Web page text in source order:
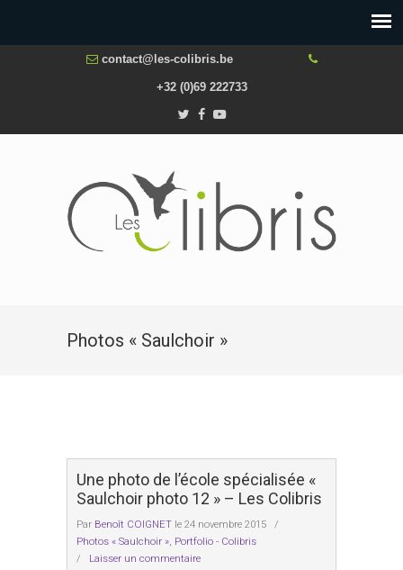
contact@les-colibris.be
+32 (0)69 222733
Photos « Saulchoir »
Une photo de l’école spécialisée «
Saulchoir photo 12 » – Les Colibris
Par Benoît COIGNET le 24 novembre 2015
/
Photos « Saulchoir », Portfolio - Colibris
/ Laisser un commentaire